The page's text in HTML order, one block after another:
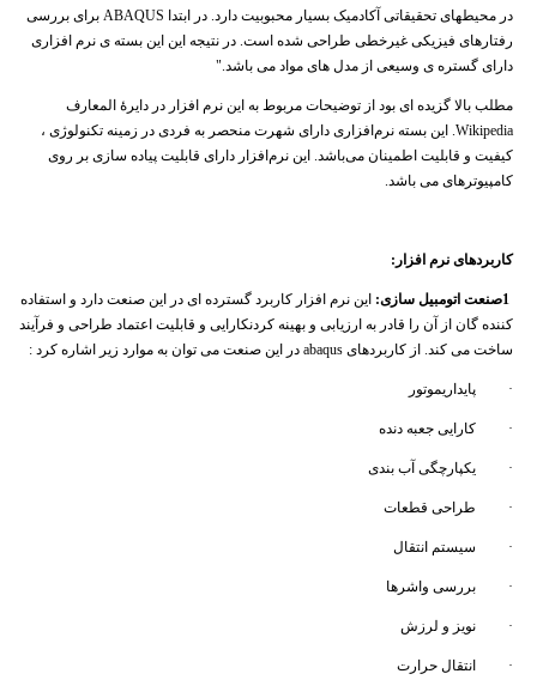
در محیطهای تحقیقاتی آکادمیک بسیار محبوبیت دارد. در ابتدا ABAQUS برای بررسی
رفتارهای فیزیکی غیرخطی طراحی شده است. در نتیجه این این بسته ی نرم افزاری
دارای گستره ی وسیعی از مدل های مواد می باشد."
مطلب بالا گزیده ای بود از توضیحات مربوط به این نرم افزار در دایرۀ المعارف
Wikipedia. این بسته نرم‌افزاری دارای شهرت منحصر به فردی در زمینه تکنولوژی ،
کیفیت و قابلیت اطمینان می‌باشد. این نرم‌افزار دارای قابلیت پیاده سازی بر روی
کامپیوترهای می ‌باشد.
کاربردهای نرم افزار :
صنعت اتومبیل سازی: این نرم افزار کاربرد گسترده ای در این صنعت دارد و استفاده
کننده گان از آن را قادر به ارزیابی و بهینه کردنکارایی و قابلیت اعتماد طراحی و فرآیند
ساخت می کند. از کاربردهای abaqus در این صنعت می توان به موارد زیر اشاره کرد :
· پایداریموتور
· کارایی جعبه دنده
· یکپارچگی آب بندی
· طراحی قطعات
· سیستم انتقال
· بررسی واشرها
· نویز و لرزش
· انتقال حرارت